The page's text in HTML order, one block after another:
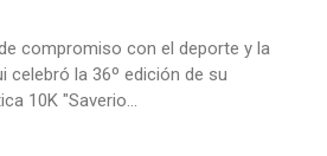
compromiso con el deporte y la
celebró la 36º edición de su
10K "Saverio...